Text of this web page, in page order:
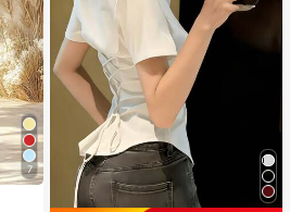
7